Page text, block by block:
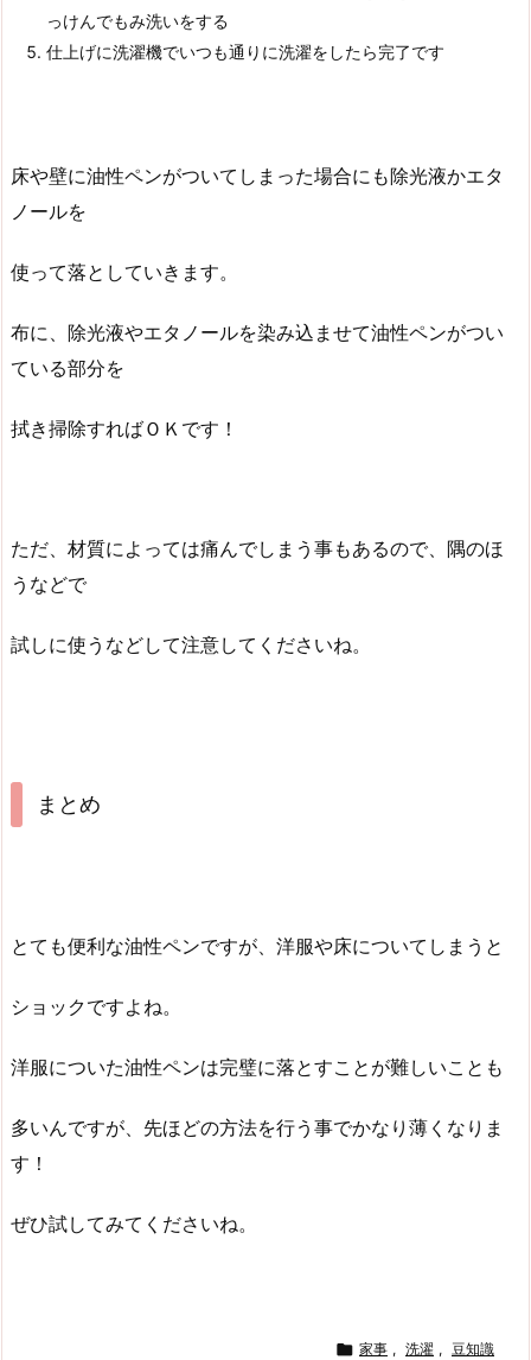
っけんでもみ洗いをする
仕上げに洗濯機でいつも通りに洗濯をしたら完了です
床や壁に油性ペンがついてしまった場合にも除光液かエタ
ノールを
使って落としていきます。
布に、除光液やエタノールを染み込ませて油性ペンがつい
ている部分を
拭き掃除すればＯＫです！
ただ、材質によっては痛んでしまう事もあるので、隅のほ
うなどで
試しに使うなどして注意してくださいね。
まとめ
とても便利な油性ペンですが、洋服や床についてしまうと
ショックですよね。
洋服についた油性ペンは完璧に落とすことが難しいことも
多いんですが、先ほどの方法を行う事でかなり薄くなりま
す！
ぜひ試してみてくださいね。
 家事 , 洗濯 , 豆知識